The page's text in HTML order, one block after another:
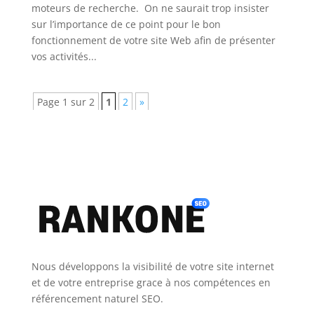
moteurs de recherche. On ne saurait trop insister
sur l’importance de ce point pour le bon
fonctionnement de votre site Web afin de présenter
vos activités...
Page 1 sur 2 1 2 »
Nous développons la visibilité de votre site internet
et de votre entreprise grace à nos compétences en
référencement naturel SEO.